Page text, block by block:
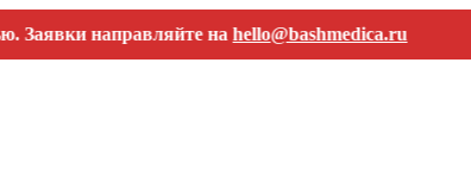
направляйте наhello@bashmedica.ru